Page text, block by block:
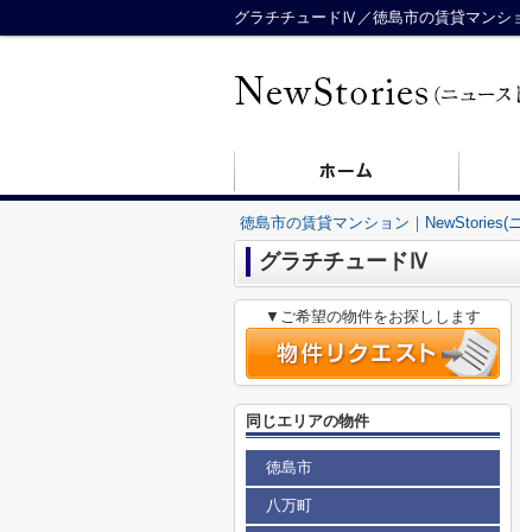
グラチチュードⅣ／徳島市の賃貸マンシ
徳島市の賃貸マンション｜NewStories(
グラチチュードⅣ
▼ご希望の物件をお探しします
同じエリアの物件
徳島市
八万町